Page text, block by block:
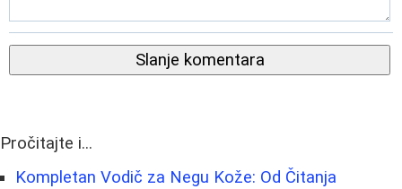
Slanje komentara
Pročitajte i...
Kompletan Vodič za Negu Kože: Od Čitanja